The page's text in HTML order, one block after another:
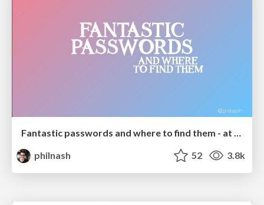
Fantastic passwords and where to find them - at NoRuKo
philnash
52 3.8k